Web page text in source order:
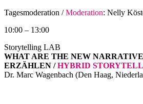
Tagesmoderation /Moderation: Nelly
10:00 – 13:00
Storytelling LAB
WHAT ARE THE NEW
ERZÄHLEN /HYBRID
Dr. Marc Wagenbach (Den Haag,